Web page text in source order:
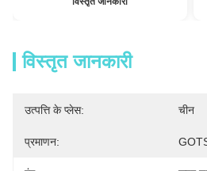
विस्तृत जानकारी
उत्पत्ति के प्लेस: चीन
प्रमाणन: